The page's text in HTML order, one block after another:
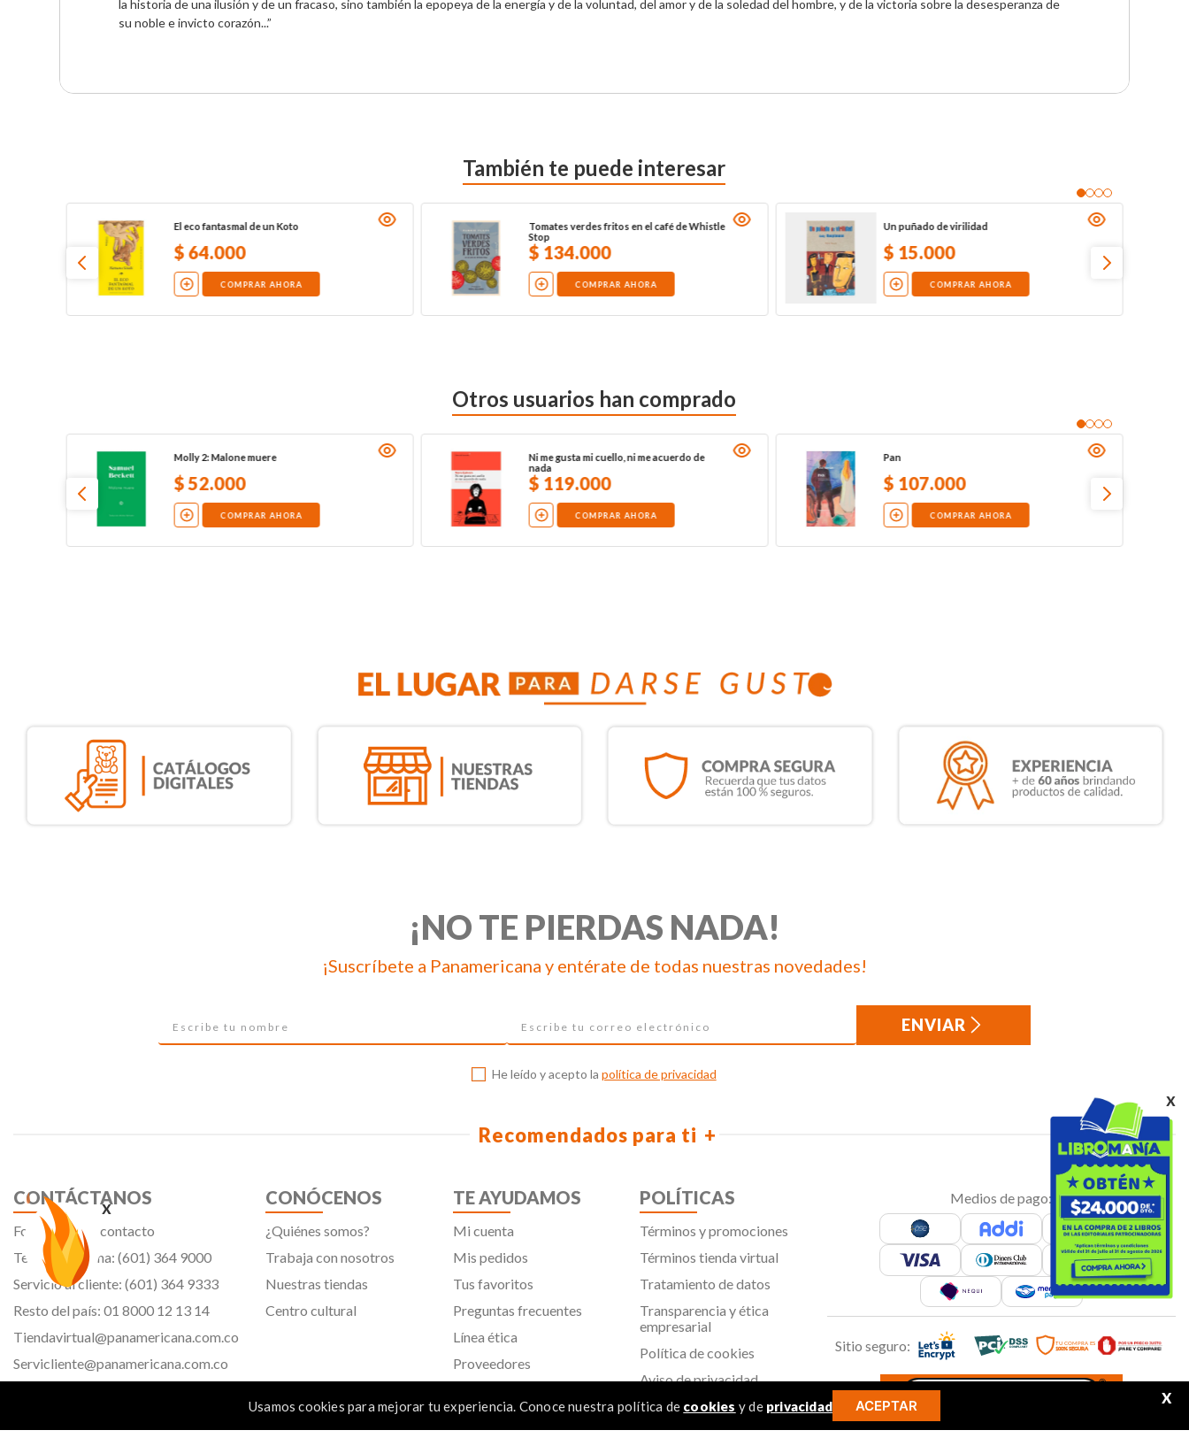
x
x
Usamos cookies para mejorar tu experiencia. Conoce nuestra política de cookies y de privacidad ACEPTAR X
la historia de una ilusión y de un fracaso, sino también la epopeya de la energía y de la voluntad, del amor y de la soledad del hombre, y de la victoria sobre la desesperanza de
su noble e invicto corazón...”
También te puede interesar
El eco fantasmal de un Koto
$64.000
COMPRAR AHORA
Tomates verdes fritos en el café de Whistle
Stop
$ 134.000
COMPRAR AHORA
Un puñado de virilidad
$ 15.000
COMPRAR AHORA
Otros usuarios han comprado
Molly 2: Malone muere
$52.000
COMPRAR AHORA
Ni me gusta mi cuello, ni me acuerdo de
nada
$ 119.000
COMPRAR AHORA
Pan
$ 107.000
COMPRAR AHORA
¡NO TE PIERDAS NADA!
¡Suscríbete a Panamericana y entérate de todas nuestras novedades!
ENVIAR
He leído y acepto la política de privacidad
Recomendados para ti
CONTÁCTANOS
Formulario de contacto
Teléfono oficina: (601) 364 9000
Servicio al cliente: (601) 364 9333
Resto del país: 01 8000 12 13 14
Tiendavirtual@panamericana.com.co
Servicliente@panamericana.com.co
CONÓCENOS
¿Quiénes somos?
Trabaja con nosotros
Nuestras tiendas
Centro cultural
TE AYUDAMOS
Mi cuenta
Mis pedidos
Tus favoritos
Preguntas frecuentes
Línea ética
Proveedores
POLÍTICAS
Términos y promociones
Términos tienda virtual
Tratamiento de datos
Transparencia y ética
empresarial
Política de cookies
Aviso de privacidad
SIC
Medios de pago:
Sitio seguro: